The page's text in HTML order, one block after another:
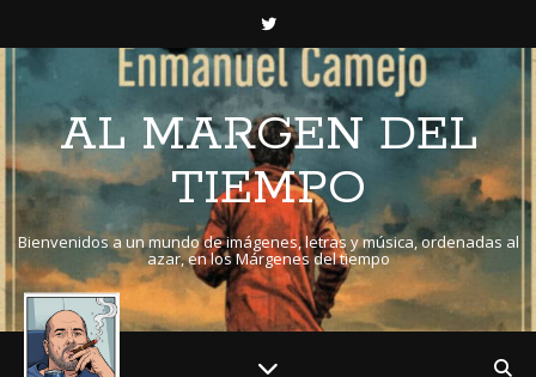
AL MARGEN DEL
TIEMPO
Bienvenidos a un mundo de imágenes, letras y música, ordenadas al
azar, en los Márgenes del tiempo